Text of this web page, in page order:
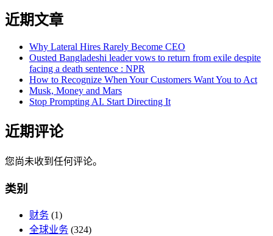
近期文章
Why Lateral Hires Rarely Become CEO
Ousted Bangladeshi leader vows to return from exile despite
facing a death sentence : NPR
How to Recognize When Your Customers Want You to Act
Musk, Money and Mars
Stop Prompting AI. Start Directing It
近期评论
您尚未收到任何评论。
类别
财务 (1)
全球业务 (324)